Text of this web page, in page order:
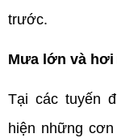
trước.
Mưa lớn và
Tại các tuyến
hiện những